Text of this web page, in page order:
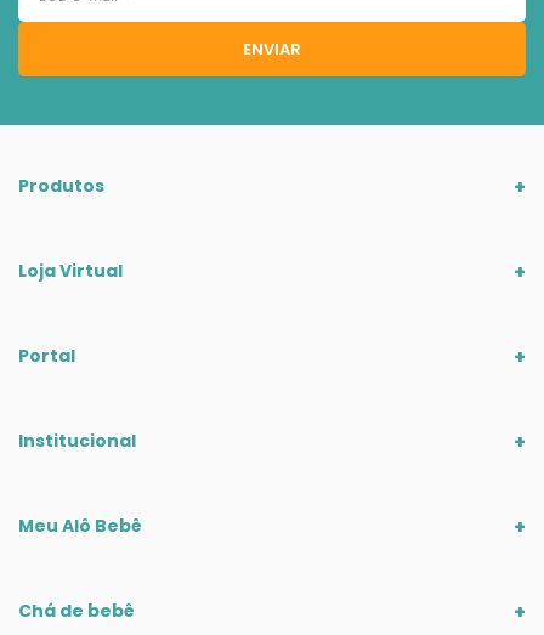
ENVIAR
Produtos
Loja Virtual
Portal
Institucional
Meu Alô Bebê
Chá de bebê